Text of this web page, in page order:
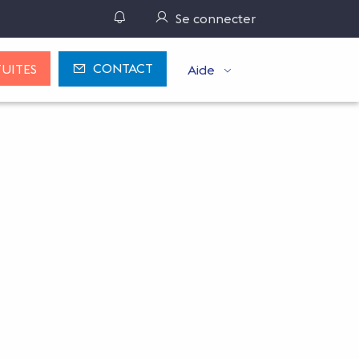
Gérer ses notifications
Se connecter
CONTACT Aide